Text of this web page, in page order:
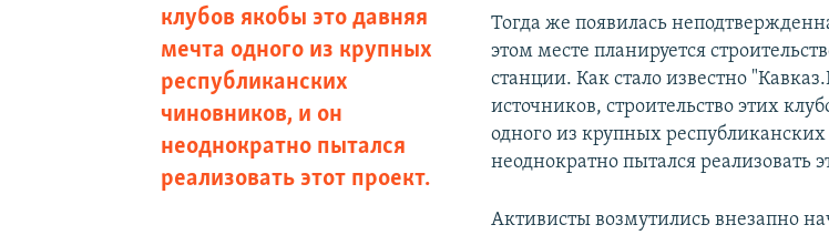
клубов якобы это давняя
мечта одного из крупных
республиканских
чиновников, и он
неоднократно пытался
реализовать этот проект.
Тогда же появилась
этом месте планируется
станции. Как стало известно
источников, строительство этих
одного из крупных
неоднократно пытался реализовать
Активисты возмутились внезапно